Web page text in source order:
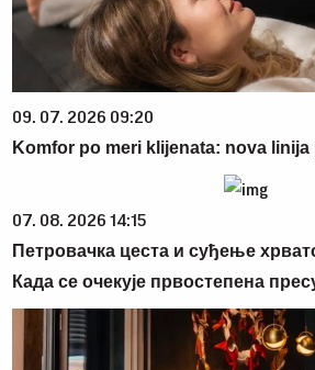
09. 07. 2026 09:20
Komfor po meri klijenata: nova linija
07. 08. 2026 14:15
Петровачка цеста и суђење
Када се очекује првостепена